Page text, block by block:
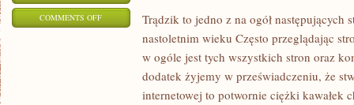
COMMENTS OFFON
Trądzik to jedno z na ogół następujących
nastoletnim wieku Często przeglądając
w ogóle jest tych wszystkich stron oraz
dodatek żyjemy w przeświadczeniu, że
internetowej to potwornie ciężki kawałek